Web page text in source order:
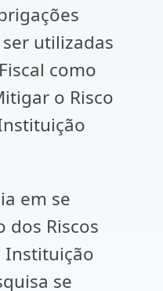
utilizadas
como
o Risco
em se
dos Riscos
Instituição
se